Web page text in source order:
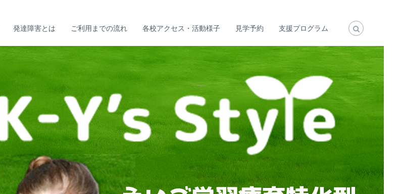
発達障害とは ご利用までの流れ 各校アクセス・活動様子 見学予約 支援プログラム